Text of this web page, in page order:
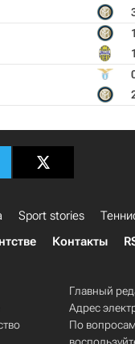
1
1
Sport stories
Контакты
Главный
Адрес
По